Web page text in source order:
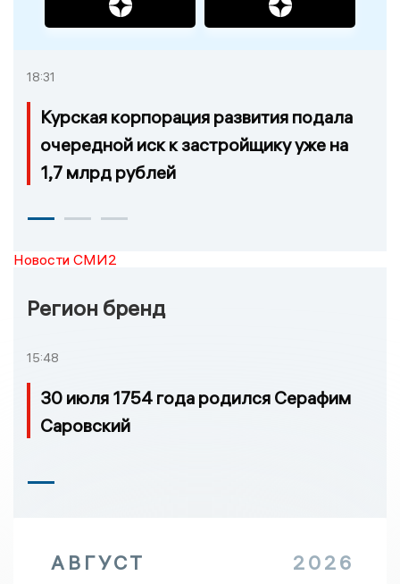
18:31
Курская корпорация развития подала
очередной иск к застройщику уже на
1,7 млрд рублей
Новости СМИ2
Регион бренд
15:48
30 июля 1754 года родился Серафим
Саровский
АВГУСТ 2026